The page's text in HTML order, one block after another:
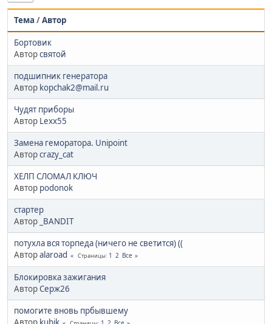
Тема /Автор
Бортовик
Авторсвятой
подшипник генератора
Автор kopchak2@mail.ru
Чудят приборы
Автор Lexx55
Замена геморатора. Unipoint
Авторcrazy_cat
ХЕЛП СЛОМАЛ КЛЮЧ
Автор podonok
стартер
Автор _BANDIT
потухла вся торпеда (ничего не светится) ((
Авторalaroad Страницы 1 2 Все
Блокировка зажигания
АвторСерж26
помогите вновь прбывшему